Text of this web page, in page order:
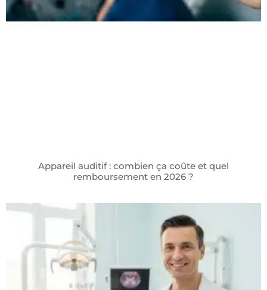
Appareil auditif : combien ça coûte et quel
remboursement en 2026 ?